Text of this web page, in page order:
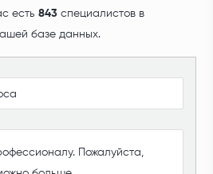
есть843 специалистов в
базе данных.